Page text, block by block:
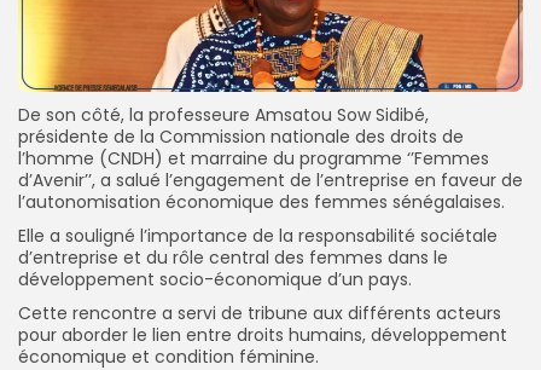
De son côté, la professeure Amsatou Sow Sidibé,
présidente de la Commission nationale des droits de
l’homme (CNDH) et marraine du programme ‘’Femmes
d’Avenir’’, a salué l’engagement de l’entreprise en faveur de
l’autonomisation économique des femmes sénégalaises.
Elle a souligné l’importance de la responsabilité sociétale
d’entreprise et du rôle central des femmes dans le
développement socio-économique d’un pays.
Cette rencontre a servi de tribune aux différents acteurs
pour aborder le lien entre droits humains, développement
économique et condition féminine.